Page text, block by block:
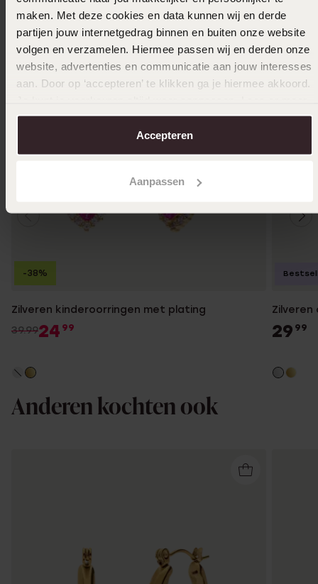
maken. Met deze cookies en data kunnen wij en derde
partijen jouw internetgedrag binnen en buiten onze website
volgen en verzamelen. Hiermee passen wij en derden onze
website, advertenties en communicatie aan jouw interesses
aan. Door op ‘accepteren’ te klikken ga je hiermee akkoord.
over in onscookiebeleid.
Accepteren
Aanpassen
Zilveren kinderoorringen met plating
39.9924 99
-38%
Zilveren
29 99
Anderen kochten ook